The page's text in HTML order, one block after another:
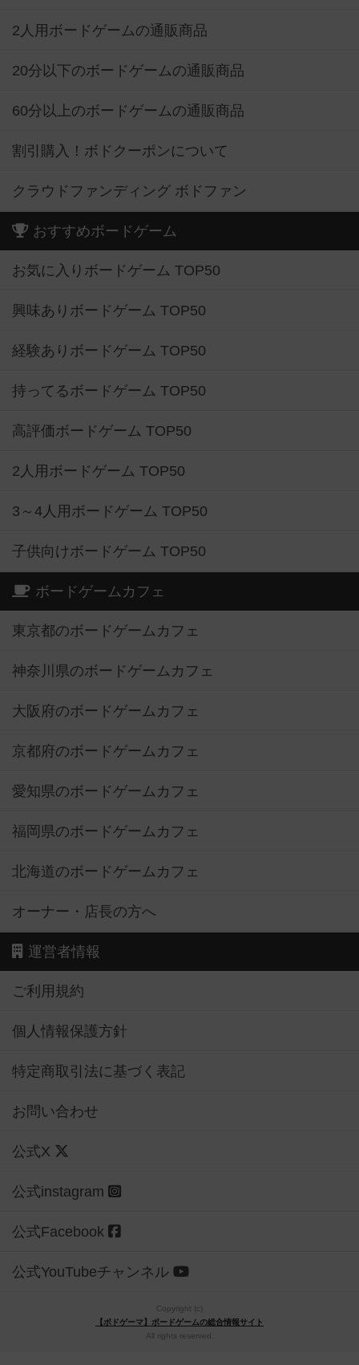
2人用ボードゲームの通販商品
20分以下のボードゲームの通販商品
60分以上のボードゲームの通販商品
割引購入！ボドクーポンについて
クラウドファンディング ボドファン
おすすめボードゲーム
お気に入りボードゲーム TOP50
興味ありボードゲーム TOP50
経験ありボードゲーム TOP50
持ってるボードゲーム TOP50
高評価ボードゲーム TOP50
2人用ボードゲーム TOP50
3～4人用ボードゲーム TOP50
子供向けボードゲーム TOP50
ボードゲームカフェ
東京都のボードゲームカフェ
神奈川県のボードゲームカフェ
大阪府のボードゲームカフェ
京都府のボードゲームカフェ
愛知県のボードゲームカフェ
福岡県のボードゲームカフェ
北海道のボードゲームカフェ
オーナー・店長の方へ
運営者情報
ご利用規約
個人情報保護方針
特定商取引法に基づく表記
お問い合わせ
公式X
公式instagram
公式Facebook
公式YouTubeチャンネル
Copyright (c)
【ボドゲーマ】ボードゲームの総合情報サイト
All rights reserved.